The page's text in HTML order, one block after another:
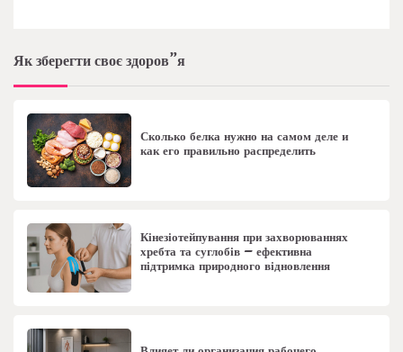
Як зберегти своє здоров”я
Сколько белка нужно на самом деле и
как его правильно распределить
Кінезіотейпування при захворюваннях
хребта та суглобів – ефективна
підтримка природного відновлення